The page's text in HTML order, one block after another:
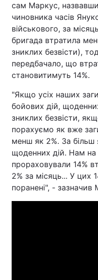
сам Маркус,
чиновника часів
військового, за
бригада втратила
зниклих безвісти),
передбачало, що
становитимуть 14%.
"Якщо усіх наших
бойових дій,
зниклих безвісти,
порахуємо як вже
менш як 2%. За
щоденних дій. Нам на
прораховували 14%
2% за місяць... У цих
поранені", - зазначив